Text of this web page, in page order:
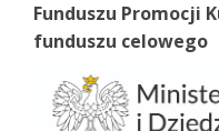
Funduszu Promocji
funduszu celowego